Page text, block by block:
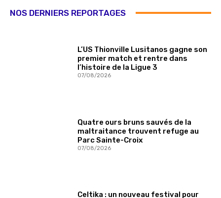
NOS DERNIERS REPORTAGES
L’US Thionville Lusitanos gagne son
premier match et rentre dans
l’histoire de la Ligue 3
07/08/2026
Quatre ours bruns sauvés de la
maltraitance trouvent refuge au
Parc Sainte-Croix
07/08/2026
Celtika : un nouveau festival pour